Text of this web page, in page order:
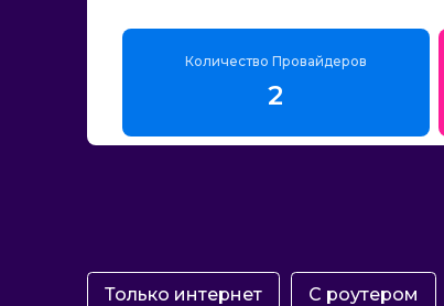
Количество Провайдеров
2
Только интернет С роутером